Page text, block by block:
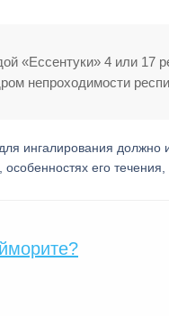
«Ессентуки» 4 или 17
непроходимости
ингалирования должно
его